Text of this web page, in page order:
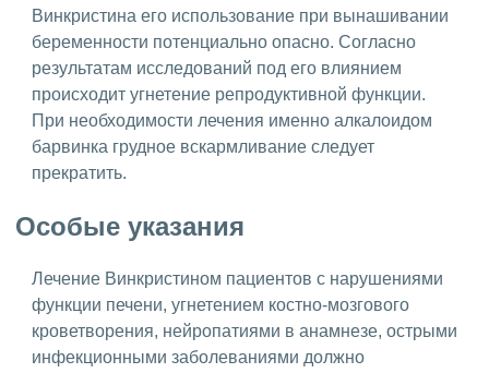
Винкристина его использование при вынашивании
беременности потенциально опасно. Согласно
результатам исследований под его влиянием
происходит угнетение репродуктивной функции.
При необходимости лечения именно алкалоидом
барвинка грудное вскармливание следует
прекратить.
Особые указания
Лечение Винкристином пациентов с нарушениями
функции печени, угнетением костно-мозгового
кроветворения, нейропатиями в анамнезе, острыми
инфекционными заболеваниями должно